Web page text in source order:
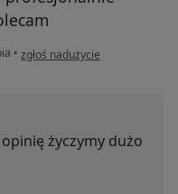
• w opinii użytkownika Anna
zgłoś nadużycie
życzymy dużo